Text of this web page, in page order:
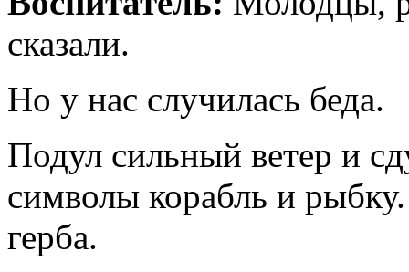
сказали.
Но у нас случилась беда.
Подул сильный ветер и
символы корабль и
герба.